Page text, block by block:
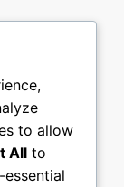
to allow
All to